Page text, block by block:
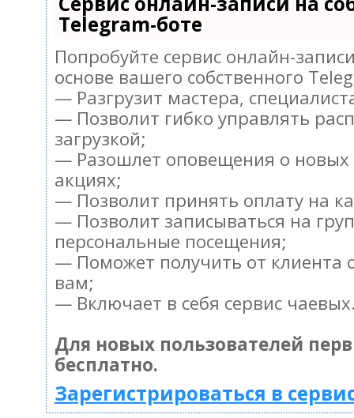
Telegram-боте
Попробуйте сервис онлайн-
основе вашего собственного
— Разгрузит мастера,
— Позволит гибко управлять
загрузкой;
— Разошлет оповещения о новых
акциях;
— Позволит принять оплату на
— Позволит записываться на
персональные посещения;
— Поможет получить от клиента
вам;
— Включает в себя сервис
Для новых пользователей
бесплатно.
Зарегистрироваться в